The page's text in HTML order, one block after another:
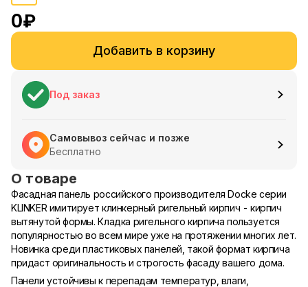
0₽
Добавить в корзину
Под заказ
Самовывоз сейчас и позже
Бесплатно
О товаре
Фасадная панель российского производителя Docke серии
KLINKER имитирует клинкерный ригельный кирпич - кирпич
вытянутой формы. Кладка ригельного кирпича пользуется
популярностью во всем мире уже на протяжении многих лет.
Новинка среди пластиковых панелей, такой формат кирпича
придаст оригинальность и строгость фасаду вашего дома.
Панели устойчивы к перепадам температур, влаги,